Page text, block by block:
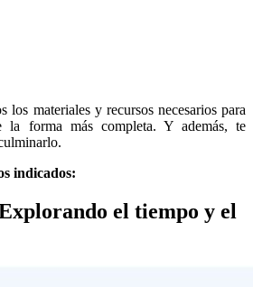
los materiales y recursos necesarios para
la forma más completa. Y además, te
indicados:
el tiempo y el